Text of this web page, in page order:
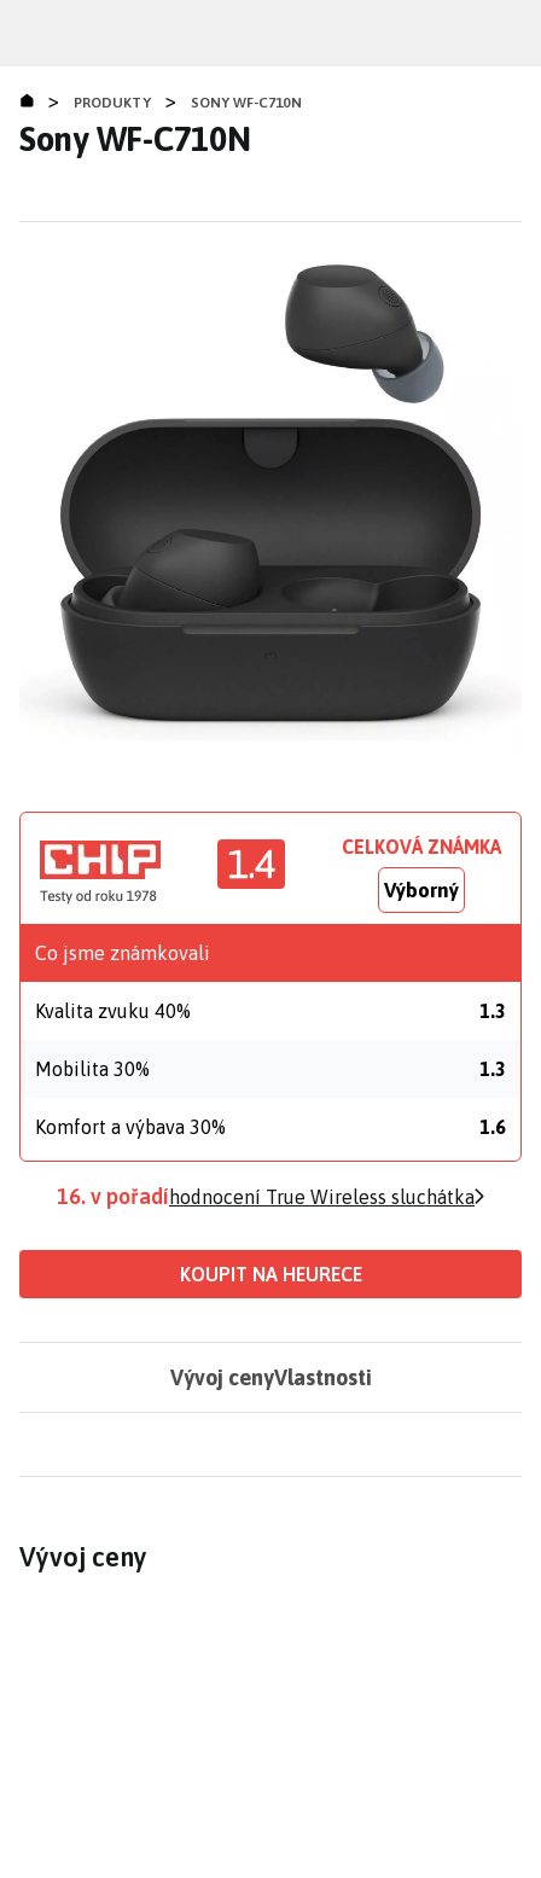
obsahu
> PRODUKTY > SONY WF-C710N
Sony WF-C710N
1.4 CELKOVÁ ZNÁMKA
Výborný
Co jsme známkovali
Kvalita zvuku 40% 1.3
Mobilita 30% 1.3
Komfort a výbava 30% 1.6
16. v pořadí hodnocení True Wireless sluchátka
KOUPIT NA HEURECE
Vývoj cenyVlastnosti
Vývoj ceny